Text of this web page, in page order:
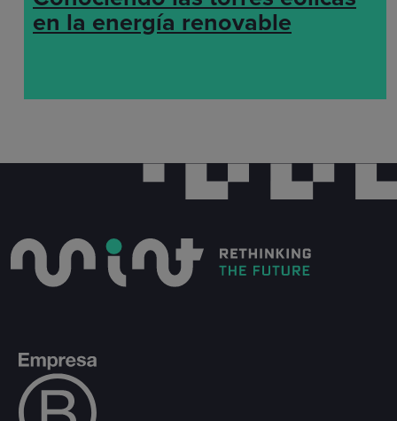
en la energía renovable